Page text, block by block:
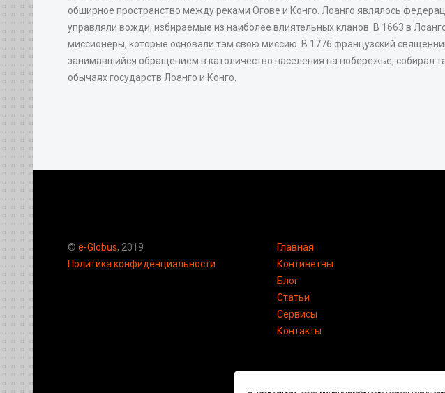
обширное пространство между реками Огове и Конго. Лоанго являлось
управляли вожди, избираемые из наиболее влиятельных кланов. В 1663 в
миссионеры, которые основали там свою миссию. В 1776 французский
занимавшийся обращением в католичество населения на побережье, собирал
обычаях государств Лоанго и Конго.
© e-Globus, 2019
Политика конфиденциальности
Главная
Континетны
Блог
Статьи
Сервисы
Контакты